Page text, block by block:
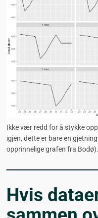
Ikke vær redd for å stykke
igjen, dette er bare en
opprinnelige grafen fra Bodø).
Hvis